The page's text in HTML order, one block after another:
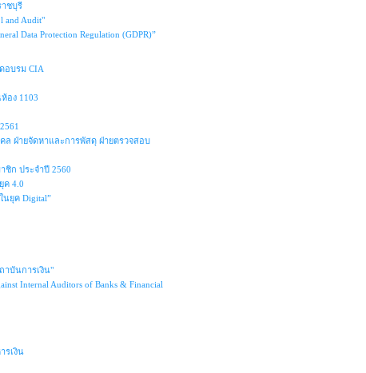
าชบุรี
and Audit"
Data Protection Regulation (GDPR)”
อบรม CIA
อง 1103
ฝ่ายจัดหาและการพัสดุ ฝ่ายตรวจสอบ
ชิก ประจำปี 2560
ค 4.0
นยุค Digital”
าบันการเงิน"
Internal Auditors of Banks & Financial
รเงิน